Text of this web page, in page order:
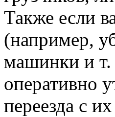
Также если
(например,
машинки и т.
оперативно
переезда с